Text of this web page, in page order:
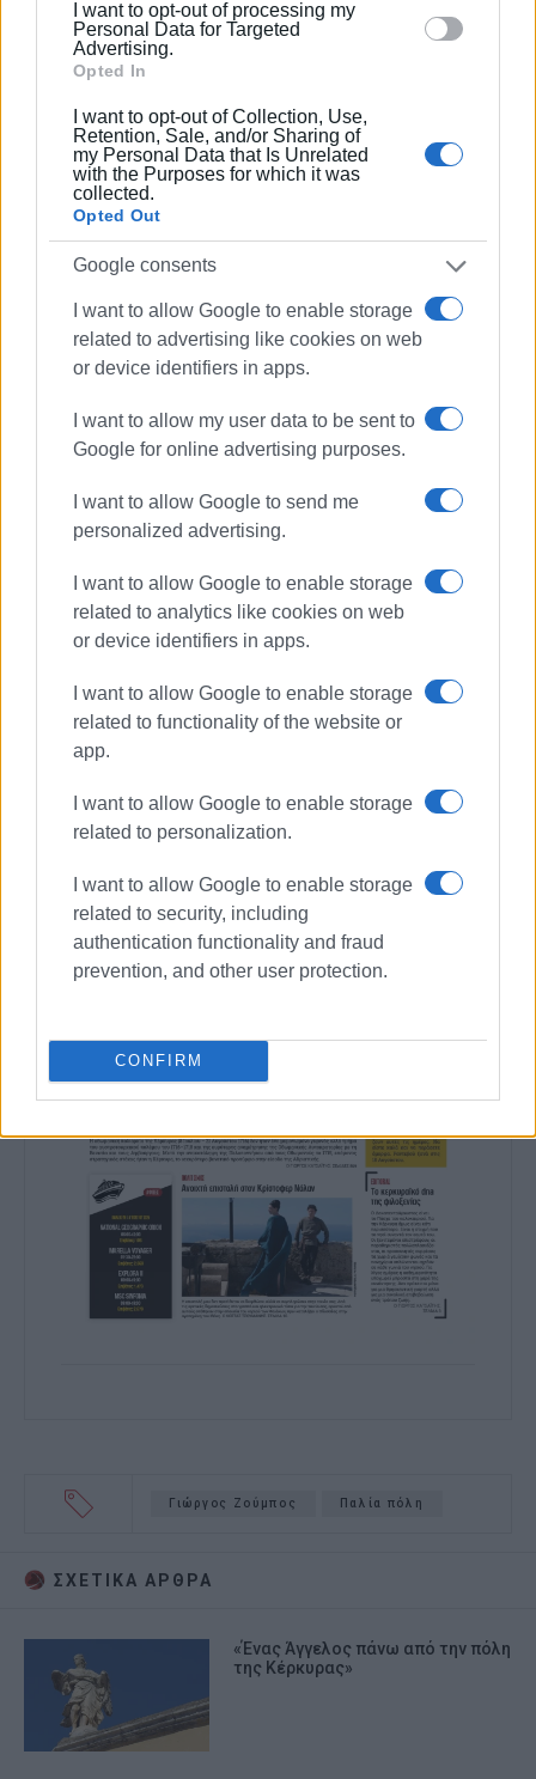
section.
I want to opt-out of processing my
Personal Data for Targeted
Advertising.
Opted In
I want to opt-out of Collection, Use,
Retention, Sale, and/or Sharing of
my Personal Data that Is Unrelated
with the Purposes for which it was
collected.
Opted Out
Google consents
I want to allow Google to enable storage
related to advertising like cookies on web
or device identifiers in apps.
I want to allow my user data to be sent to
Google for online advertising purposes.
I want to allow Google to send me
personalized advertising.
I want to allow Google to enable storage
related to analytics like cookies on web
or device identifiers in apps.
I want to allow Google to enable storage
related to functionality of the website or
app.
I want to allow Google to enable storage
related to personalization.
I want to allow Google to enable storage
related to security, including
authentication functionality and fraud
prevention, and other user protection.
CONFIRM
Συνοπτικά πάντως μπορούμε αβίαστα να πούμε ότι όλα
τα κακά για την Παλιά πόλη ξεκινούν από τη λογική με
την οποία κινούνται Εφορεία Αρχαιοτήτων, Γραφείο
Παλιάς Πόλης, Πολεοδομία κτλ, δηλαδή ότι «η Παλιά
Πόλη δεν κατοικείται αλλά είναι σύνολο οικοδομών που
πρέπει να προσφέρονται αποκλειστικά για τουριστική
εκμετάλλευση».
Έτσι απλά!
Σ.Σ: Οι φωτογραφίες τραβήχτηκαν το απόγευμα της
Τετάρτης 07 Φλεβάρη 2024. Όπου νάναι θα ακούσουμε
κάνουμε αυτά κι εκείνα και τα άλλα και δε
συμμαζεύεται".
Εμφανίσεις: 92
Ακολουθήστε το enimerosi στο
Συνδρομητές στο e-paper
Γιώργος Ζούμπος Παλία πόλη
ΣΧΕΤΙΚA AΡΘΡΑ
«Ένας Άγγελος πάνω από την πόλη
της Κέρκυρας»